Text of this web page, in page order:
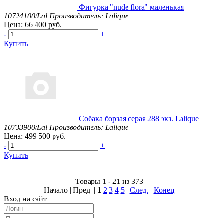
Фигурка "nude flora" маленькая
10724100/Lal Производитель: Lalique
Цена: 66 400 руб.
-
+
Купить
Собака борзая серая 288 экз. Lalique
10733900/Lal Производитель: Lalique
Цена: 499 500 руб.
-
+
Купить
Товары 1 - 21 из 373
Начало | Пред. | 1 2 3 4 5| След. | Конец
Вход на сайт